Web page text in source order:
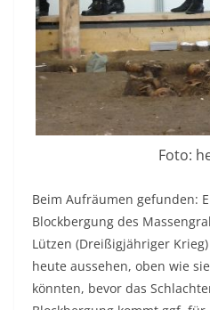
Foto:
Beim Aufräumen gefunden:
Blockbergung des
Lützen (Dreißigjähriger
heute aussehen, oben wie
könnten, bevor das